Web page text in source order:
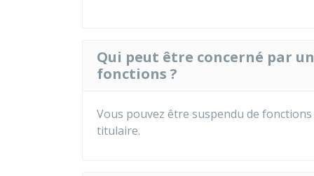
Qui peut être concerné par
fonctions ?
Vous pouvez être suspendu de
titulaire.